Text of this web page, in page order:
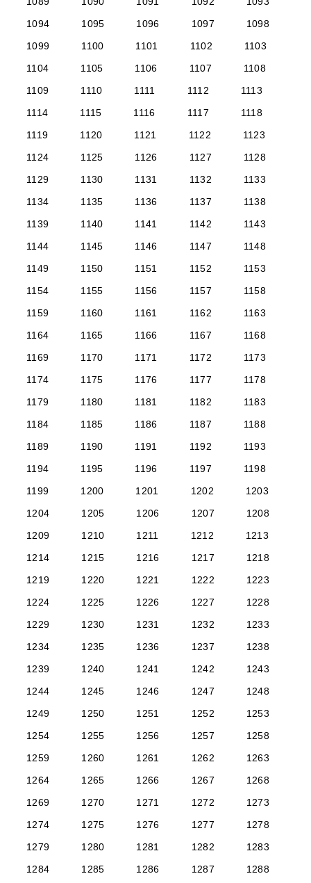
1094
1095 1096 1097
1098
1099
1100 1101 1102
1103
1104
1105 1106 1107
1108
1109
1110 1111 1112
1113
1114
1115 1116 1117
1118
1119
1120 1121 1122
1123
1124
1125 1126 1127
1128
1129
1130 1131 1132
1133
1134
1135 1136 1137
1138
1139
1140 1141 1142
1143
1144
1145 1146 1147
1148
1149
1150 1151 1152
1153
1154
1155 1156 1157
1158
1159
1160 1161 1162
1163
1164
1165 1166 1167
1168
1169
1170 1171 1172
1173
1174
1175 1176 1177
1178
1179
1180 1181 1182
1183
1184
1185 1186 1187
1188
1189
1190 1191 1192
1193
1194
1195 1196 1197
1198
1199
1200 1201 1202
1203
1204
1205 1206 1207
1208
1209
1210 1211 1212
1213
1214
1215 1216 1217
1218
1219
1220 1221 1222
1223
1224
1225 1226 1227
1228
1229
1230 1231 1232
1233
1234
1235 1236 1237
1238
1239
1240 1241 1242
1243
1244
1245 1246 1247
1248
1249
1250 1251 1252
1253
1254
1255 1256 1257
1258
1259
1260 1261 1262
1263
1264
1265 1266 1267
1268
1269
1270 1271 1272
1273
1274
1275 1276 1277
1278
1279
1280 1281 1282
1283
1284
1285 1286 1287
1288